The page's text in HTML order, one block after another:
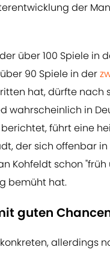
der
über 100 Spiele in
90 Spiele in der
hat, dürfte nach
wahrscheinlich in
führt eine
der sich offenbar in
Kohfeldt schon "früh
bemüht hat.
guten
allerdings